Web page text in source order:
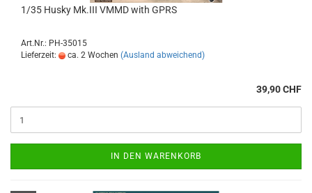
1/35 Husky Mk.III VMMD with GPRS
Art.Nr.: PH-35015
Lieferzeit:
ca. 2 Wochen (Ausland abweichend)
39,90 CHF
IN DEN WARENKORB